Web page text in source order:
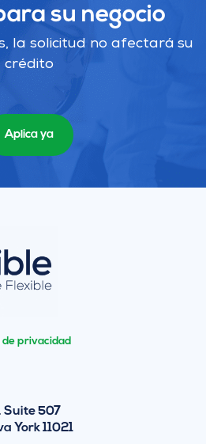
su negocio
la solicitud no afectará su
crédito
Aplica ya
privacidad
Suite 507
York 11021